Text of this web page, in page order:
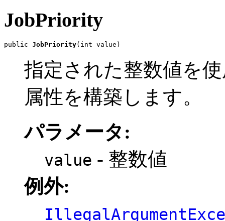
JobPriority
public JobPriority(int value)
指定された整数値を
属性を構築します。
パラメータ:
value - 整数値
例外: